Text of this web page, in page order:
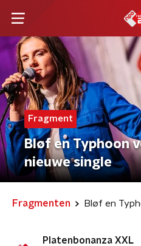
Fragment
Bløf en Typhoon
nieuwe single
Fragmenten
Platenbonanza XXL